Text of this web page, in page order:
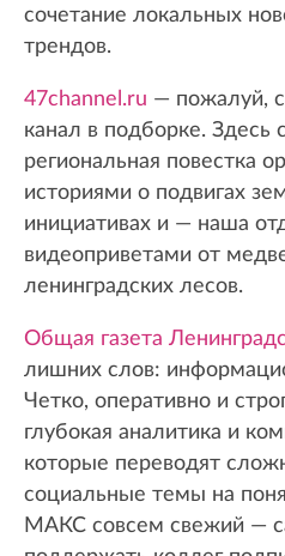
сочетание локальных
трендов.
47channel.ru — пожалуй,
канал в подборке. Здесь
региональная повестка
историями о подвигах
инициативах и — наша
видеоприветами от
ленинградских лесов.
Общая газета
лишних слов:
Четко, оперативно и
глубокая аналитика и
которые переводят
социальные темы на
МАКС совсем свежий —